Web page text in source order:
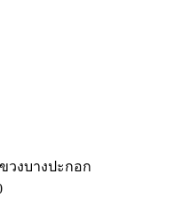
วงบางปะกอก